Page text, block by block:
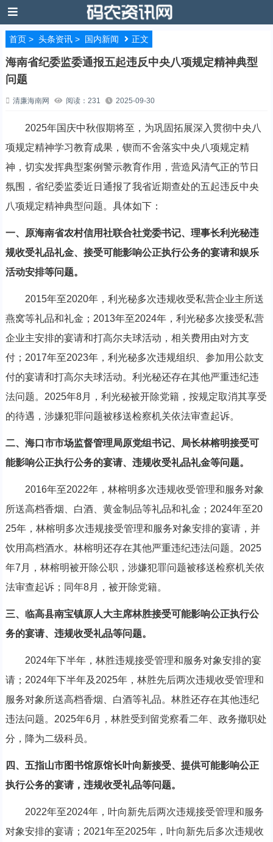
首页> 头条资讯> 国内新闻 正文
海南省纪委监委通报五起违反中央八项规定精神典型
问题
清廉海南网 阅读：231 2025-09-30
2025年国庆中秋假期将至，为巩固拓展深入贯彻中央八
项规定精神学习教育成果，锲而不舍落实中央八项规定精
神，切实发挥典型案例警示教育作用，营造风清气正的节日
氛围，省纪委监委近日通报了我省近期查处的五起违反中央
八项规定精神典型问题。具体如下：
一、原海南省农村信用社联合社党委书记、理事长利光秘违
规收受礼品礼金、接受可能影响公正执行公务的宴请和娱乐
活动安排等问题。
2015年至2020年，利光秘多次违规收受私营企业主所送
燕窝等礼品和礼金；2013年至2024年，利光秘多次接受私营
企业主安排的宴请和打高尔夫球活动，相关费用由对方支
付；2017年至2023年，利光秘多次违规组织、参加用公款支
付的宴请和打高尔夫球活动。利光秘还存在其他严重违纪违
法问题。2025年8月，利光秘被开除党籍，按规定取消其享受
的待遇，涉嫌犯罪问题被移送检察机关依法审查起诉。
二、海口市市场监督管理局原党组书记、局长林榕明接受可
能影响公正执行公务的宴请、违规收受礼品礼金等问题。
2016年至2022年，林榕明多次违规收受管理和服务对象
所送高档香烟、白酒、黄金制品等礼品和礼金；2024年至20
25年，林榕明多次违规接受管理和服务对象安排的宴请，并
饮用高档酒水。林榕明还存在其他严重违纪违法问题。2025
年7月，林榕明被开除公职，涉嫌犯罪问题被移送检察机关依
法审查起诉；同年8月，被开除党籍。
三、临高县南宝镇原人大主席林胜接受可能影响公正执行公
务的宴请、违规收受礼品等问题。
2024年下半年，林胜违规接受管理和服务对象安排的宴
请；2024年下半年及2025年，林胜先后两次违规收受管理和
服务对象所送高档香烟、白酒等礼品。林胜还存在其他违纪
违法问题。2025年6月，林胜受到留党察看二年、政务撤职处
分，降为二级科员。
四、五指山市图书馆原馆长叶向新接受、提供可能影响公正
执行公务的宴请，违规收受礼品等问题。
2022年至2024年，叶向新先后两次违规接受管理和服务
对象安排的宴请；2021年至2025年，叶向新先后多次违规收